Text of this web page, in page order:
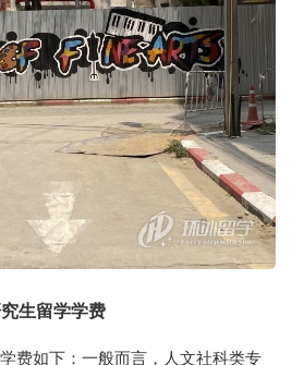
生留学学费
费如下：一般而言，人文社科类专